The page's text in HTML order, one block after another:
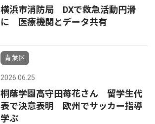
横浜市消防局 DXで救急活動円滑
に 医療機関とデータ共有
青葉区
2026.06.25
桐蔭学園高守田苺花さん 留学生代
表で決意表明 欧州でサッカー指導
学ぶ